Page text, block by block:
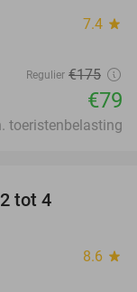
7.4 star
Regulier €175
€79
toeristenbelasting
tot 4
8.6 star